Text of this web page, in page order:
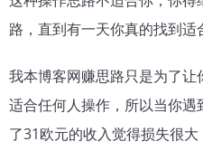
路，直到有一天你真的找到适
我本博客网赚思路只是为了
适合任何人操作，所以当你
了31欧元的收入觉得损失很